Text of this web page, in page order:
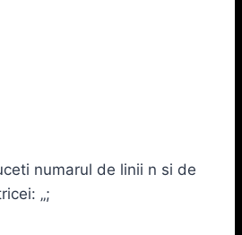
numarul de linii n si de
„;